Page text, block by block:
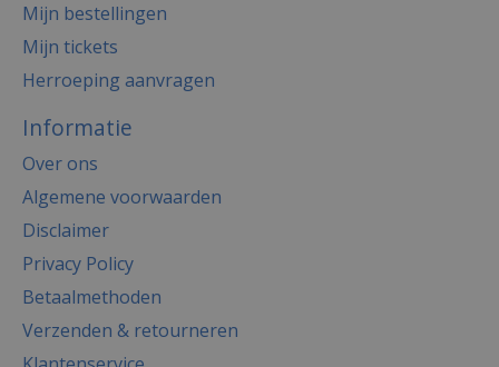
Mijn bestellingen
Mijn tickets
Herroeping aanvragen
Informatie
Over ons
Algemene voorwaarden
Disclaimer
Privacy Policy
Betaalmethoden
Verzenden & retourneren